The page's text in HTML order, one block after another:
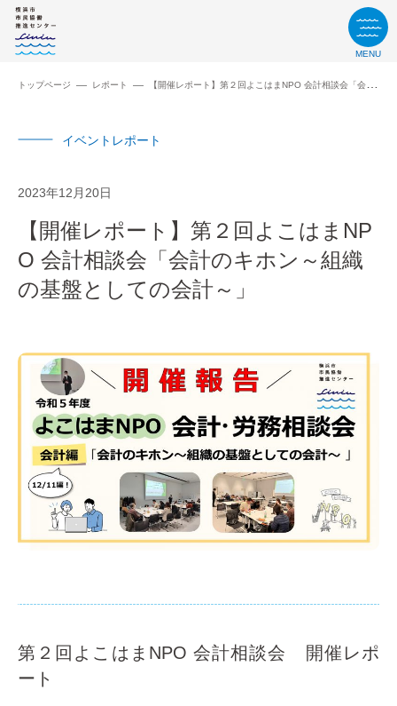
MENU
トップページ レポート 【開催レポート】第２回よこはまNPO 会計相談会「会計のキホン～組織の基盤としての会計～」
イベントレポート
2023年12月20日
【開催レポート】第２回よこはまNP
O 会計相談会「会計のキホン～組織
の基盤としての会計～」
第２回よこはまNPO 会計相談会 開催レポ
ート